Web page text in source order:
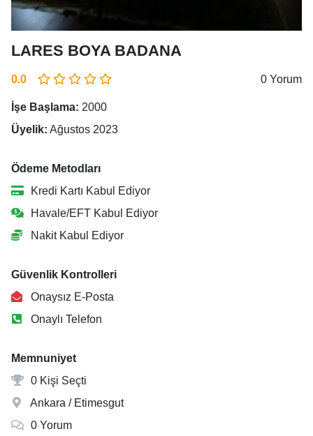
LARES BOYA BADANA
0.0 0 Yorum
İşe Başlama: 2000
Üyelik: Ağustos 2023
Ödeme Metodları
Kredi Kartı Kabul Ediyor
Havale/EFT Kabul Ediyor
Nakit Kabul Ediyor
Güvenlik Kontrolleri
Onaysız E-Posta
Onaylı Telefon
Memnuniyet
0 Kişi Seçti
Ankara / Etimesgut
0 Yorum